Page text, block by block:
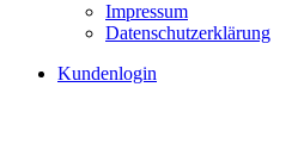
Impressum
Datenschutzerklärung
Kundenlogin